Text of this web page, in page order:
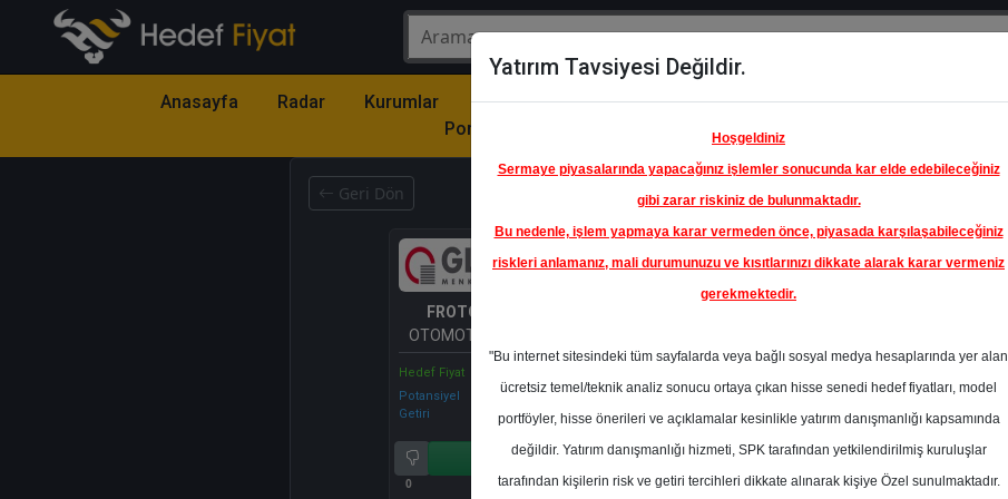
Anasayfa Radar Kurumlar
Model
Portföy
Hisse
Öne
Çıkanlar
Raporlar Partnerlerimiz
Geri Dön
FROTO
OTOMOTİV SANAYİ
A.Ş.
Hedef Fiyat
Potansiyel
Getiri
%0.00
0 2
En Yüksek Tahmin
Ortalama Fiyat
Tahmini
Yatırım Tavsiyesi Değildir.
Hoşgeldiniz
Sermaye piyasalarında yapacağınız işlemler sonucunda kar elde edebileceğiniz
gibi zarar riskiniz de bulunmaktadır.
Bu nedenle, işlem yapmaya karar vermeden önce, piyasada karşılaşabileceğiniz
riskleri anlamanız, mali durumunuzu ve kısıtlarınızı dikkate alarak karar vermeniz
gerekmektedir.
"Bu internet sitesindeki tüm sayfalarda veya bağlı sosyal medya hesaplarında yer alan
ücretsiz temel/teknik analiz sonucu ortaya çıkan hisse senedi hedef fiyatları, model
portföyler, hisse önerileri ve açıklamalar kesinlikle yatırım danışmanlığı kapsamında
değildir. Yatırım danışmanlığı hizmeti, SPK tarafından yetkilendirilmiş kuruluşlar
tarafından kişilerin risk ve getiri tercihleri dikkate alınarak kişiye Özel sunulmaktadır.